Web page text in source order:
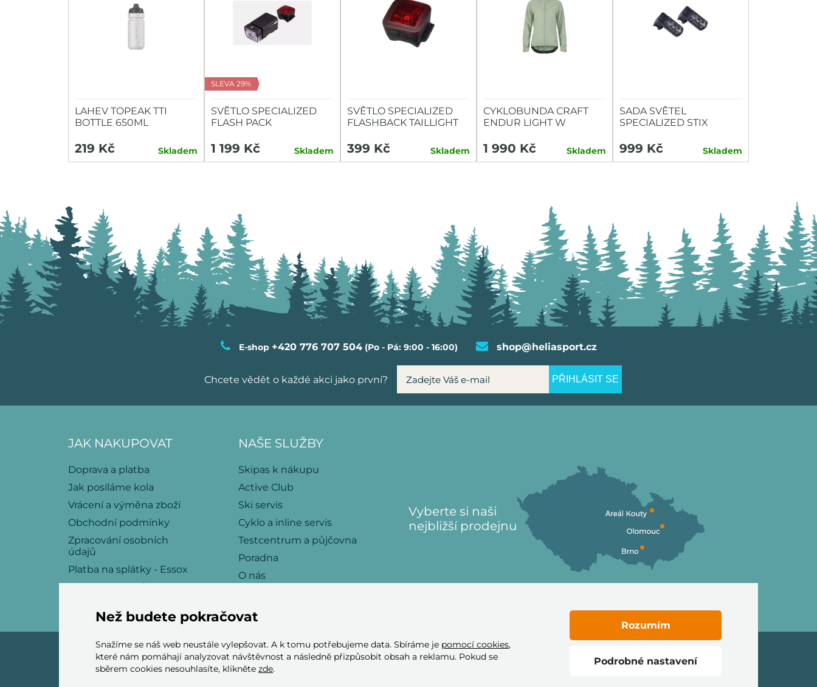
LAHEV TOPEAK TTI
BOTTLE 650ML
219 Kč Skladem
SLEVA 29%
SVĚTLO SPECIALIZED
FLASH PACK
1 199 Kč Skladem
SVĚTLO SPECIALIZED
FLASHBACK TAILLIGHT
399 Kč Skladem
CYKLOBUNDA CRAFT
ENDUR LIGHT W
1 990 Kč Skladem
SADA SVĚTEL
SPECIALIZED STIX
999 Kč Skladem
E-shop +420 776 707 504(Po - Pá: 9:00 - 16:00) shop@heliasport.cz
Chcete vědět o každé akci jako první? PŘIHLÁSIT SE
JAK NAKUPOVAT
Doprava a platba
Jak posíláme kola
Vrácení a výměna zboží
Obchodní podmínky
Zpracování osobních
údajů
Platba na splátky - Essox
Politika souborů cookies
NAŠE SLUŽBY
Skipas k nákupu
Active Club
Ski servis
Cyklo a inline servis
Testcentrum a půjčovna
Poradna
O nás
Vyberte si naši
nejbližší prodejnu
Přijímáme tyto
Než budete pokračovat
Snažíme se náš web neustále vylepšovat. A k tomu potřebujeme data. Sbíráme je pomocí cookies,
které nám pomáhají analyzovat návštěvnost a následně přizpůsobit obsah a reklamu. Pokud se
sběrem cookies nesouhlasíte, klikněte zde.
Podrobné nastavení
Rozumím